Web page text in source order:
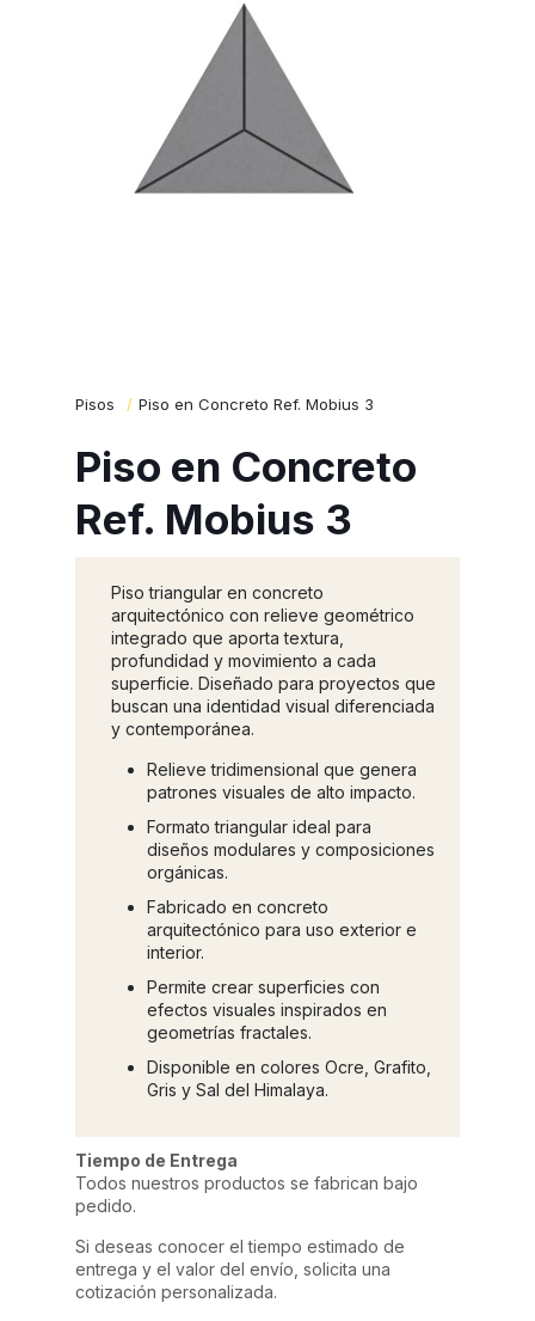
Pisos / Piso en Concreto Ref. Mobius 3
Piso en Concreto
Ref. Mobius 3
Piso triangular en concreto
arquitectónico con relieve geométrico
integrado que aporta textura,
profundidad y movimiento a cada
superficie. Diseñado para proyectos que
buscan una identidad visual diferenciada
y contemporánea.
Relieve tridimensional que genera
patrones visuales de alto impacto.
Formato triangular ideal para
diseños modulares y composiciones
orgánicas.
Fabricado en concreto
arquitectónico para uso exterior e
interior.
Permite crear superficies con
efectos visuales inspirados en
geometrías fractales.
Disponible en colores Ocre, Grafito,
Gris y Sal del Himalaya.
Tiempo de Entrega
Todos nuestros productos se fabrican bajo
pedido.
Si deseas conocer el tiempo estimado de
entrega y el valor del envío, solicita una
cotización personalizada.